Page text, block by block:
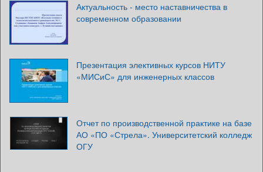
Актуальность - место наставничества в
современном образовании
Презентация элективных курсов НИТУ
«МИСиС» для инженерных классов
Отчет по производственной практике на базе
АО «ПО «Стрела». Университетский колледж
ОГУ